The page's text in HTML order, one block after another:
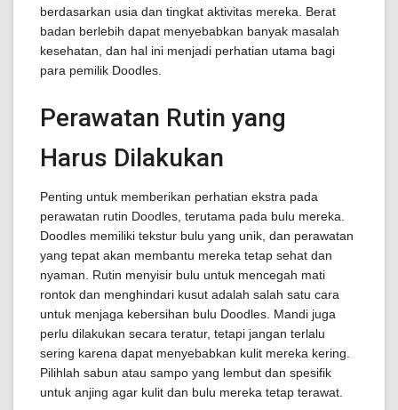
berdasarkan usia dan tingkat aktivitas mereka. Berat
badan berlebih dapat menyebabkan banyak masalah
kesehatan, dan hal ini menjadi perhatian utama bagi
para pemilik Doodles.
Perawatan Rutin yang
Harus Dilakukan
Penting untuk memberikan perhatian ekstra pada
perawatan rutin Doodles, terutama pada bulu mereka.
Doodles memiliki tekstur bulu yang unik, dan perawatan
yang tepat akan membantu mereka tetap sehat dan
nyaman. Rutin menyisir bulu untuk mencegah mati
rontok dan menghindari kusut adalah salah satu cara
untuk menjaga kebersihan bulu Doodles. Mandi juga
perlu dilakukan secara teratur, tetapi jangan terlalu
sering karena dapat menyebabkan kulit mereka kering.
Pilihlah sabun atau sampo yang lembut dan spesifik
untuk anjing agar kulit dan bulu mereka tetap terawat.